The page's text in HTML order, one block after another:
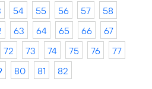
54 55 56 57
58
63 64 65 66
67
72 73 74 75 76
77
80 81 82